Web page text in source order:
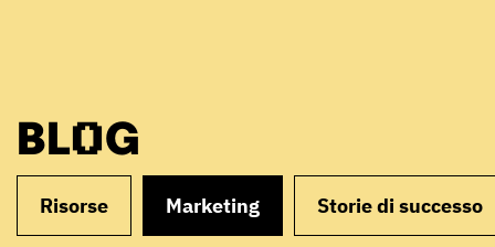
BLOG
Risorse Marketing Storie di successo